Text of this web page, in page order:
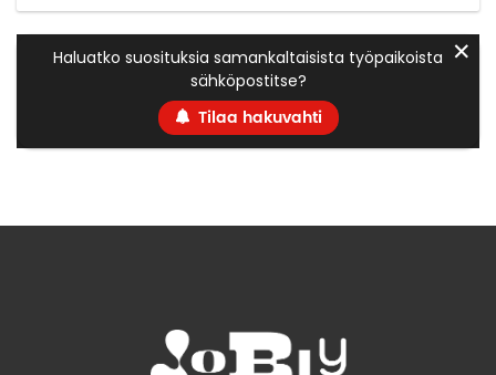
Haluatko suosituksia samankaltaisista työpaikoista
sähköpostitse?
Tilaa hakuvahti
✕